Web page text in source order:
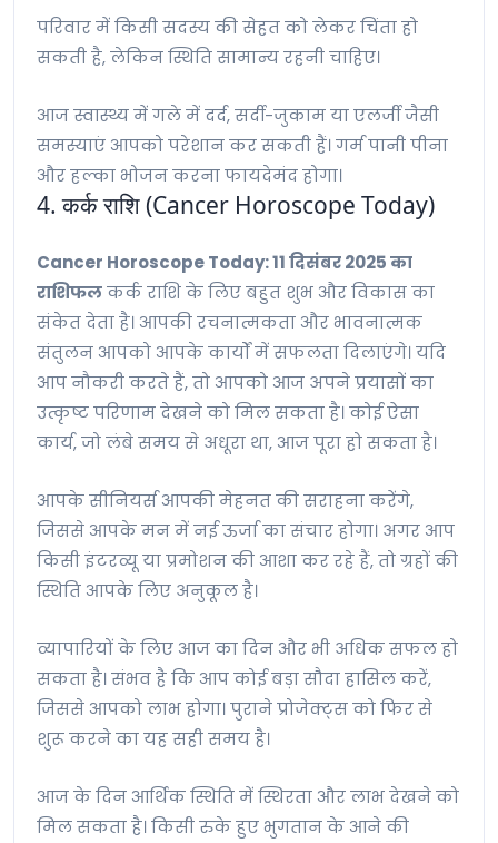
परिवार में किसी सदस्य की सेहत को लेकर चिंता हो
सकती है, लेकिन स्थिति सामान्य रहनी चाहिए।
आज स्वास्थ्य में गले में दर्द, सर्दी-जुकाम या एलर्जी जैसी
समस्याएं आपको परेशान कर सकती हैं। गर्म पानी पीना
और हल्का भोजन करना फायदेमंद होगा।
4. कर्क राशि (Cancer Horoscope Today)
Cancer Horoscope Today: 11 दिसंबर 2025 का
राशिफलकर्क राशि के लिए बहुत शुभ और विकास का
संकेत देता है। आपकी रचनात्मकता और भावनात्मक
संतुलन आपको आपके कार्यों में सफलता दिलाएंगे। यदि
आप नौकरी करते हैं, तो आपको आज अपने प्रयासों का
उत्कृष्ट परिणाम देखने को मिल सकता है। कोई ऐसा
कार्य, जो लंबे समय से अधूरा था, आज पूरा हो सकता है।
आपके सीनियर्स आपकी मेहनत की सराहना करेंगे,
जिससे आपके मन में नई ऊर्जा का संचार होगा। अगर आप
किसी इंटरव्यू या प्रमोशन की आशा कर रहे हैं, तो ग्रहों की
स्थिति आपके लिए अनुकूल है।
व्यापारियों के लिए आज का दिन और भी अधिक सफल हो
सकता है। संभव है कि आप कोई बड़ा सौदा हासिल करें,
जिससे आपको लाभ होगा। पुराने प्रोजेक्ट्स को फिर से
शुरू करने का यह सही समय है।
आज के दिन आर्थिक स्थिति में स्थिरता और लाभ देखने को
मिल सकता है। किसी रुके हुए भुगतान के आने की